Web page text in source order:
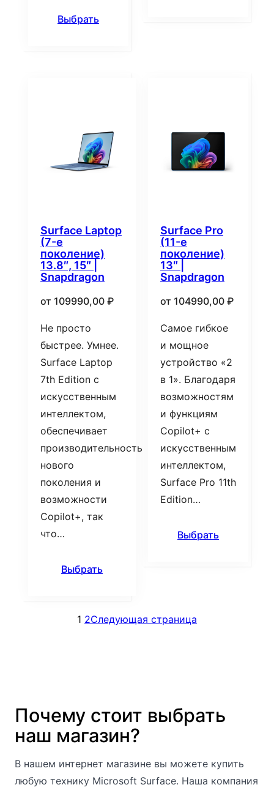
Выбрать
Surface Laptop
(7-е
поколение)
13.8″, 15″ |
Snapdragon
от 109990,00 ₽
Не просто
быстрее. Умнее.
Surface Laptop
7th Edition с
искусственным
интеллектом,
обеспечивает
производительность
нового
поколения и
возможности
Copilot+, так
что…
Выбрать
Surface Pro
(11-е
поколение)
13″ |
Snapdragon
от 104990,00 ₽
Самое гибкое
и мощное
устройство «2
в 1». Благодаря
возможностям
и функциям
Copilot+ с
искусственным
интеллектом,
Surface Pro 11th
Edition…
Выбрать
1 2Следующая страница
Почему стоит выбрать
наш магазин?
В нашем интернет магазине вы можете купить
любую технику Microsoft Surface. Наша компания